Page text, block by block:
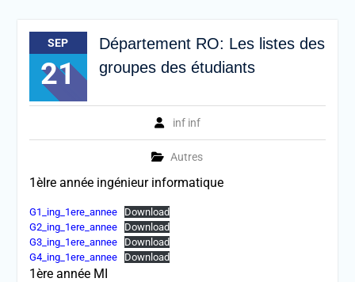
SEP
21
Département RO: Les listes des
groupes des étudiants
inf inf
Autres
1èIre année ingénieur informatique
G1_ing_1ere_annee
Download
G2_ing_1ere_annee
Download
G3_ing_1ere_annee
Download
G4_ing_1ere_annee
Download
1ère année MI